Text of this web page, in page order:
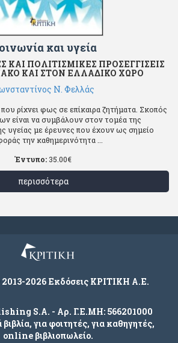
και υγεία
ΚΑΙ ΠΟΛΙΤΙΣΜΙΚΕΣ ΠΡΟΣΕΓΓΙΣΕΙΣ
ΚΑΙ ΣΤΟΝ ΕΛΛΑΔΙΚΟ ΧΩΡΟ
Ν. Φελλάς
ρίχνει φως σε επίκαιρα ζητήματα. Σκοπός
είναι να συμβάλουν στον τομέα της
υγείας με έρευνες που έχουν ως σημείο
την καθημερινότητα ...
Έντυπο: 35.00€
περισσότερα
2026 Εκδόσεις ΚΡΙΤΙΚΗ Α.Ε.
S.A. - Αρ. Γ.Ε.ΜΗ: 566201000
για φοιτητές, για καθηγητές,
online βιβλιοπωλείο.